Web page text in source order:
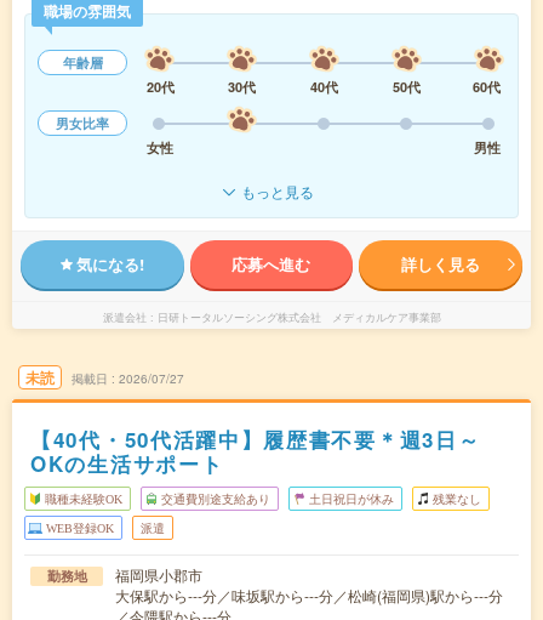
職場の雰囲気
年齢層
20代
30代 40代 50代
60代
男女比率
女性
男性
もっと見る
気になる! 応募へ進む 詳しく見る
派遣会社 日研トータルソーシング株式会社 メディカルケア事業部
未読 掲載日 2026/07/27
【40代・50代活躍中】履歴書不要＊週3日～
OKの生活サポート
職種未経験OK 交通費別途支給あり 土日祝日が休み 残業なし
WEB登録OK 派遣
勤務地
福岡県小郡市
大保駅から---分／味坂駅から---分／松崎(福岡県)駅から---分
／今隈駅から---分